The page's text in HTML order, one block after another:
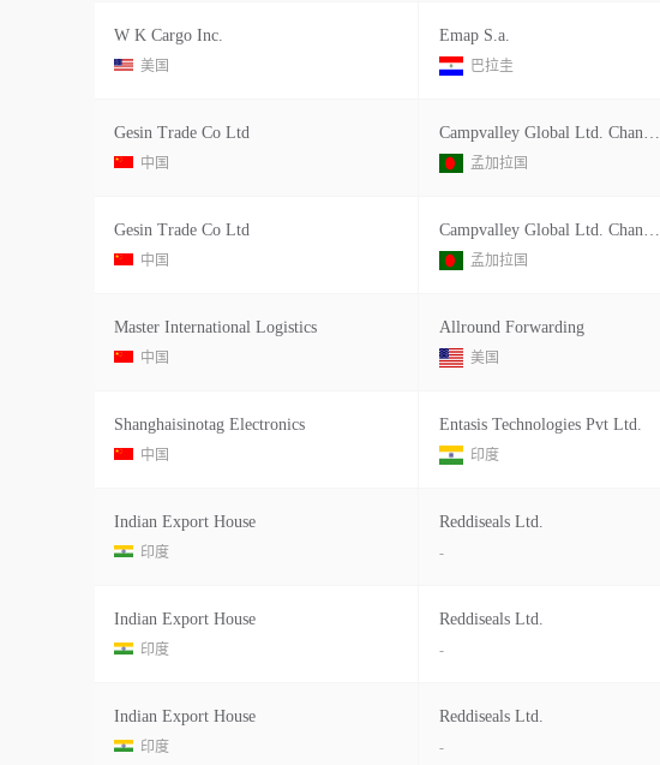
W K Cargo Inc.
美国
Emap S.a.
巴拉圭
Gesin Trade Co Ltd
中国
Campvalley Global Ltd. Changed From
孟加拉国
Gesin Trade Co Ltd
中国
Campvalley Global Ltd. Changed From
孟加拉国
Master International Logistics
中国
Allround Forwarding
美国
Shanghaisinotag Electronics
中国
Entasis Technologies Pvt Ltd.
印度
Indian Export House
印度
Reddiseals Ltd.
-
Indian Export House
印度
Reddiseals Ltd.
-
Indian Export House
印度
Reddiseals Ltd.
-